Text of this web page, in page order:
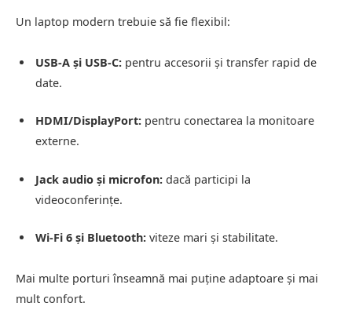
Un laptop modern trebuie să fie flexibil:
USB-A și USB-C: pentru accesorii și transfer rapid de
date.
HDMI/DisplayPort: pentru conectarea la monitoare
externe.
Jack audio și microfon: dacă participi la
videoconferințe.
Wi-Fi 6 și Bluetooth: viteze mari și stabilitate.
Mai multe porturi înseamnă mai puține adaptoare și mai
mult confort.